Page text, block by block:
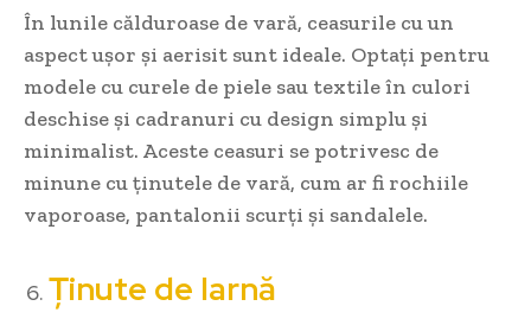
În lunile călduroase de vară, ceasurile cu un
aspect ușor și aerisit sunt ideale. Optați pentru
modele cu curele de piele sau textile în culori
deschise și cadranuri cu design simplu și
minimalist. Aceste ceasuri se potrivesc de
minune cu ținutele de vară, cum ar fi rochiile
vaporoase, pantalonii scurți și sandalele.
Ținute de Iarnă